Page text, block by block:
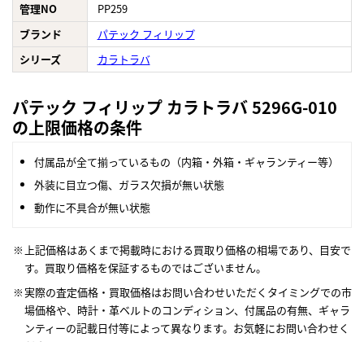
管理NO
PP259
ブランド
パテック フィリップ
シリーズ
カラトラバ
パテック フィリップ カラトラバ 5296G-010
の上限価格の条件
付属品が全て揃っているもの（内箱・外箱・ギャランティー等）
外装に目立つ傷、ガラス欠損が無い状態
動作に不具合が無い状態
上記価格はあくまで掲載時における買取り価格の相場であり、目安で
す。買取り価格を保証するものではございません。
実際の査定価格・買取価格はお問い合わせいただくタイミングでの市
場価格や、時計・革ベルトのコンディション、付属品の有無、ギャラ
ンティーの記載日付等によって異なります。お気軽にお問い合わせく